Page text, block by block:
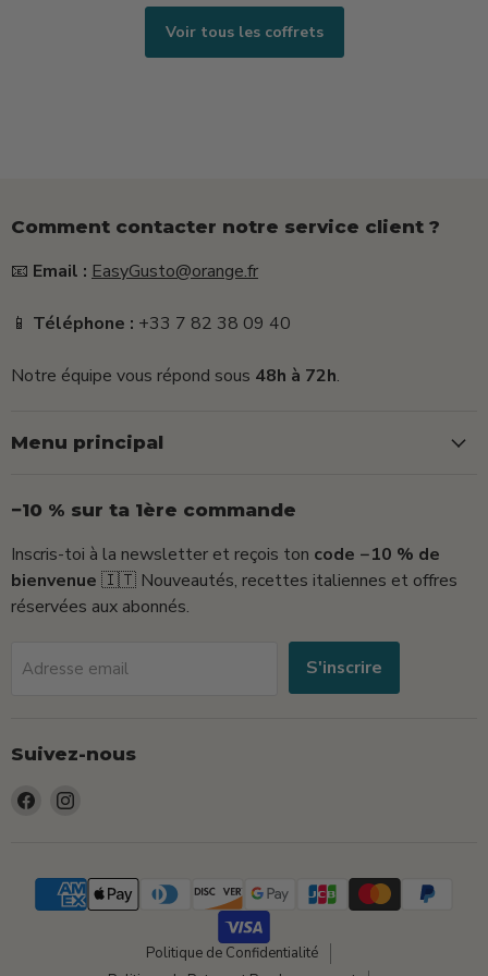
Voir tous les coffrets
Comment contacter notre service client ?
📧 Email : EasyGusto@orange.fr
📱 Téléphone : +33 7 82 38 09 40
Notre équipe vous répond sous 48h à 72h.
Menu principal
−10 % sur ta 1ère commande
Inscris-toi à la newsletter et reçois ton code −10 % de
bienvenue 🇮🇹 Nouveautés, recettes italiennes et offres
réservées aux abonnés.
Adresse email S'inscrire
Suivez-nous
Trouvez-
Politique de Confidentialité